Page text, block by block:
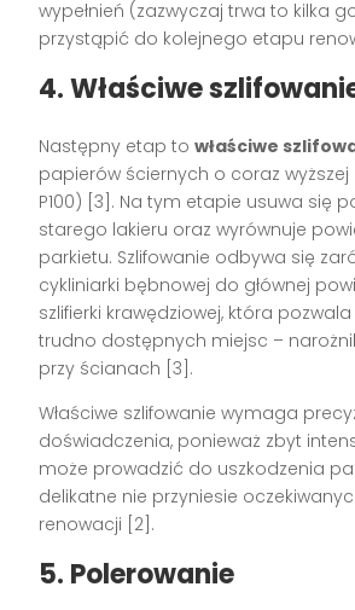
wypełnień (zazwyczaj trwa to kilka
przystąpić do kolejnego etapu
4. Właściwe
Następny etap towłaściwe
papierów ściernych o coraz
P100) [3]. Na tym etapie usuwa się
starego lakieru oraz wyrównuje
parkietu. Szlifowanie odbywa się
cykliniarki bębnowej do głównej
szlifierki krawędziowej, która
trudno dostępnych miejsc –
przy ścianach [3].
Właściwe szlifowanie wymaga
doświadczenia, ponieważ zbyt
może prowadzić do uszkodzenia
delikatne nie przyniesie
renowacji [2].
5. Polerowanie